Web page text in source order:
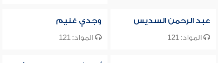
عبد الرحمن السديس
المواد: 121
وجدي غنيم
المواد: 121